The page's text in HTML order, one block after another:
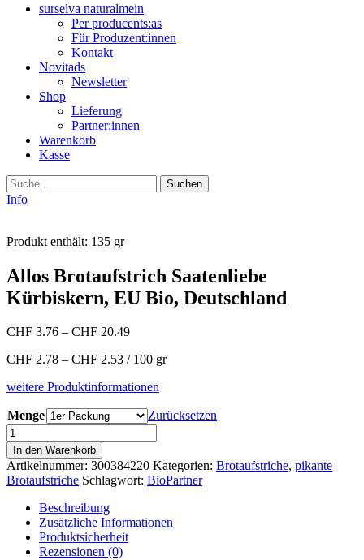
surselva naturalmein
Per producents:as
Für Produzent:innen
Kontakt
Novitads
Newsletter
Shop
Lieferung
Partner:innen
Warenkorb
Kasse
Suche
Info
Produkt enthält: 135 gr
Allos Brotaufstrich Saatenliebe
Kürbiskern, EU Bio, Deutschland
CHF 3.76 – CHF 20.49
CHF 2.78 – CHF 2.53 / 100 gr
weitere Produktinformationen
Menge
Zurücksetzen
Allos
Brotaufstrich
Saatenliebe
Kürbiskern,
EU
Bio,
Deutschland
Menge
In den Warenkorb
Artikelnummer: 300384220 Kategorien: Brotaufstriche, pikante
Brotaufstriche Schlagwort: BioPartner
Beschreibung
Zusätzliche Informationen
Produktsicherheit
Rezensionen (0)